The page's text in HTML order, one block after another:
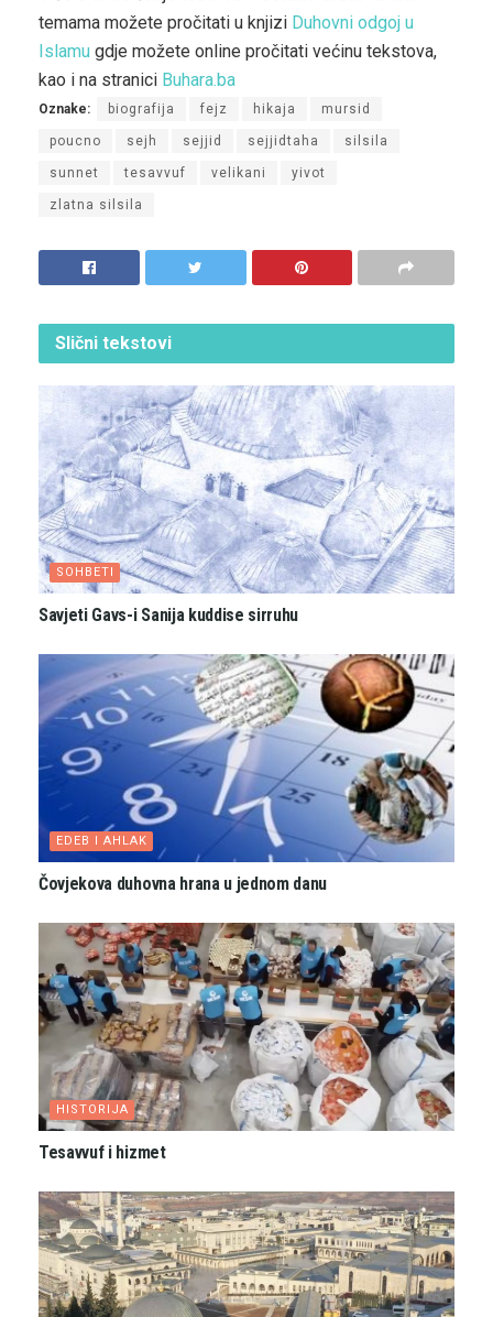
temama možete pročitati u knjizi Duhovni odgoj u
Islamu gdje možete online pročitati većinu tekstova,
kao i na stranici Buhara.ba
Oznake: biografija fejz hikaja mursid
poucno sejh sejjid sejjidtaha silsila
sunnet tesavvuf velikani yivot
zlatna silsila
Slični tekstovi
SOHBETI
Savjeti Gavs-i Sanija kuddise sirruhu
EDEB I AHLAK
Čovjekova duhovna hrana u jednom danu
HISTORIJA
Tesavvuf i hizmet